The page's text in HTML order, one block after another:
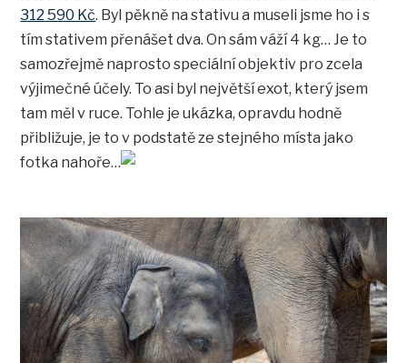
312 590 Kč. Byl pěkně na stativu a museli jsme ho i s
tím stativem přenášet dva. On sám váží 4 kg… Je to
samozřejmě naprosto speciální objektiv pro zcela
výjimečné účely. To asi byl největší exot, který jsem
tam měl v ruce. Tohle je ukázka, opravdu hodně
přibližuje, je to v podstatě ze stejného místa jako
fotka nahoře…